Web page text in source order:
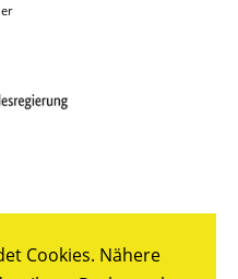
Cookies. Nähere